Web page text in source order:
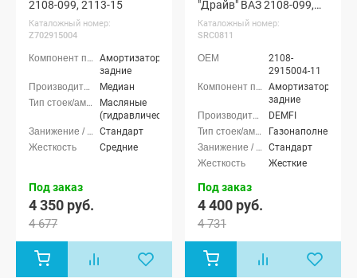
2108-099, 2113-15
Каталожный номер:
Z702915004
Амортизаторы
задние
Медиан
Масляные
(гидравлические)
Стандарт
Средние
Под заказ
4 350 руб.
4 677
"Драйв" ВАЗ 2108-099,
2113-15
Каталожный номер:
SRC0811
2108-
2915004-11
Амортизаторы
задние
DEMFI
Газонаполненные
Стандарт
Жесткие
Под заказ
4 400 руб.
4 731